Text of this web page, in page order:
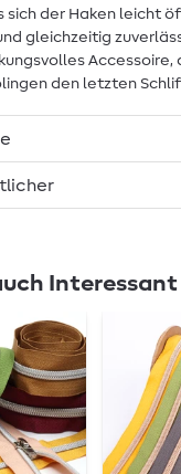
sich der Haken leicht
gleichzeitig
Accessoire,
den letzten
Interessant